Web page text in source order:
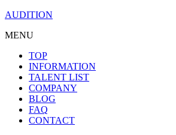
AUDITION
MENU
TOP
INFORMATION
TALENT LIST
COMPANY
BLOG
FAQ
CONTACT